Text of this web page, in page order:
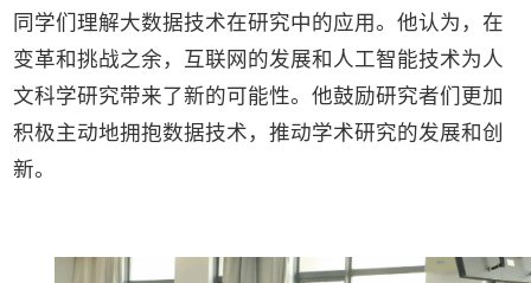
同学们理解大数据技术在研究中的应用。他认为，在
变革和挑战之余，互联网的发展和人工智能技术为人
文科学研究带来了新的可能性。他鼓励研究者们更加
积极主动地拥抱数据技术，推动学术研究的发展和创
新。